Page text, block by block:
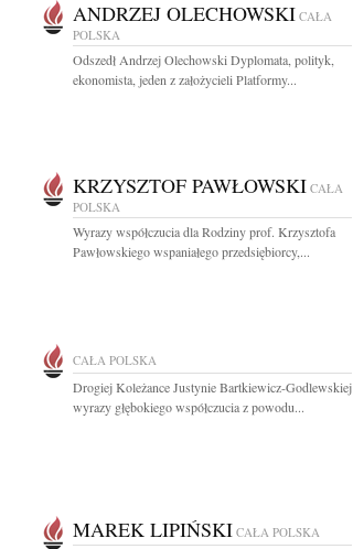
ANDRZEJ OLECHOWSKI CAŁA
POLSKA
Odszedł Andrzej Olechowski Dyplomata, polityk,
ekonomista, jeden z założycieli Platformy...
KRZYSZTOF PAWŁOWSKI CAŁA
POLSKA
Wyrazy współczucia dla Rodziny prof. Krzysztofa
Pawłowskiego wspaniałego przedsiębiorcy,...
CAŁA POLSKA
Drogiej Koleżance Justynie Bartkiewicz-Godlewskiej
wyrazy głębokiego współczucia z powodu...
MAREK LIPIŃSKI CAŁA POLSKA